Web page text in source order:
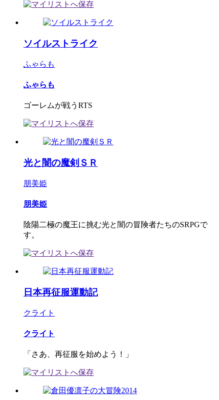
ソイルストライク
ふゃらも
ふゃらも
ゴーレムが戦うRTS
光と闇の魔剣ＳＲ
朋美姫
朋美姫
陰陽二極の魔王に挑む光と闇の冒険者たちのSRPGで
す。
日本再征服運動記
クライト
クライト
「さあ、再征服を始めよう！」